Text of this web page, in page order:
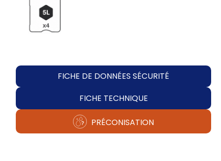
FICHE DE DONNÉES SÉCURITÉ
FICHE TECHNIQUE
PRÉCONISATION